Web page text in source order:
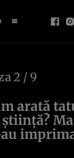
2 / 9
arată
ştiinţă?